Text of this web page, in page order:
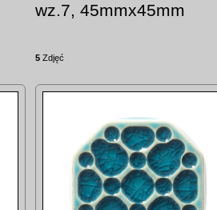
wz.7, 45mmx45mm
5 Zdjęć